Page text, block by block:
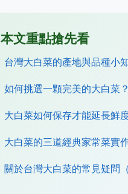
本文重點搶先看
台灣大白菜的產地與品種小
如何挑選一顆完美的大白菜？
大白菜如何保存才能延長鮮
大白菜的三道經典家常菜實
關於台灣大白菜的常見疑問（